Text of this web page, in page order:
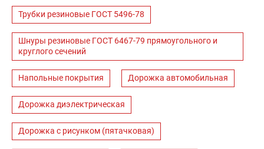
Трубки резиновые ГОСТ 5496-78
Шнуры резиновые ГОСТ 6467-79 прямоугольного и
круглого сечений
Напольные покрытия Дорожка автомобильная
Дорожка диэлектрическая
Дорожка с рисунком (пятачковая)